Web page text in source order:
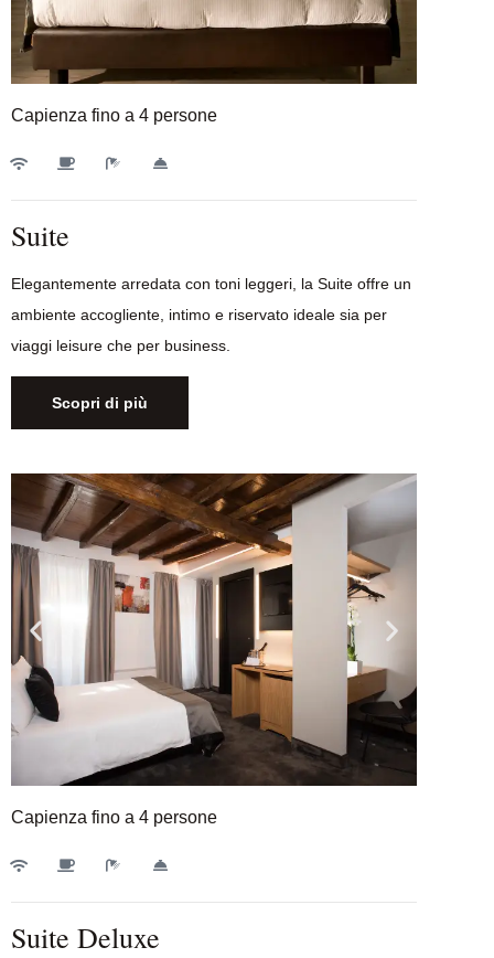
Capienza fino a 4 persone
Suite
Elegantemente arredata con toni leggeri, la Suite offre un
ambiente accogliente, intimo e riservato ideale sia per
viaggi leisure che per business.
Scopri di più
Capienza fino a 4 persone
Suite Deluxe